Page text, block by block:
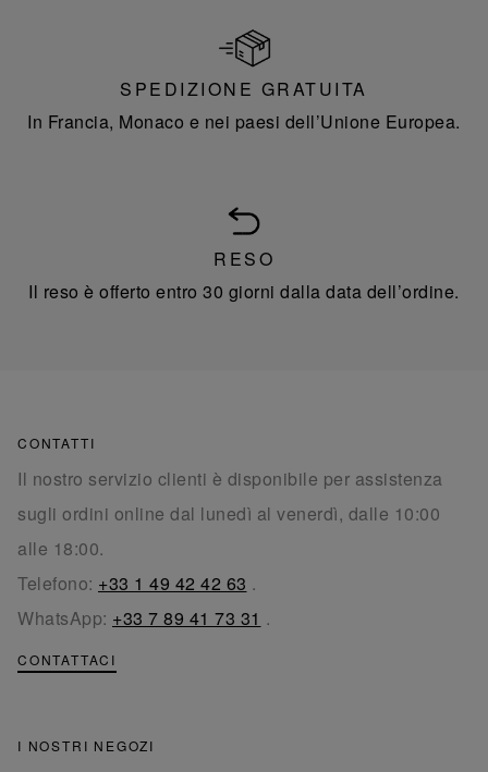
SPEDIZIONE GRATUITA
In Francia, Monaco e nei paesi dell’Unione Europea.
RESO
Il reso è offerto entro 30 giorni dalla data dell’ordine.
CONTATTI
Il nostro servizio clienti è disponibile per assistenza
sugli ordini online dal lunedì al venerdì, dalle 10:00
alle 18:00.
Telefono: +33 1 49 42 42 63 .
WhatsApp: +33 7 89 41 73 31 .
CONTATTACI
I NOSTRI NEGOZI